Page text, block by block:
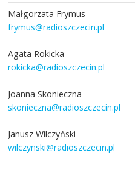
Małgorzata Frymus
frymus@radioszczecin.pl
Agata Rokicka
rokicka@radioszczecin.pl
Joanna Skonieczna
skonieczna@radioszczecin.pl
Janusz Wilczyński
wilczynski@radioszczecin.pl